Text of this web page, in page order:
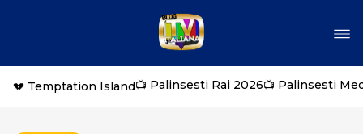
💔 Temptation Island📺 Palinsesti Rai 2026📺 Palinsesti